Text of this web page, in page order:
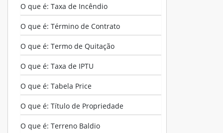
O que é: Taxa de Incêndio
O que é: Término de Contrato
O que é: Termo de Quitação
O que é: Taxa de IPTU
O que é: Tabela Price
O que é: Título de Propriedade
O que é: Terreno Baldio